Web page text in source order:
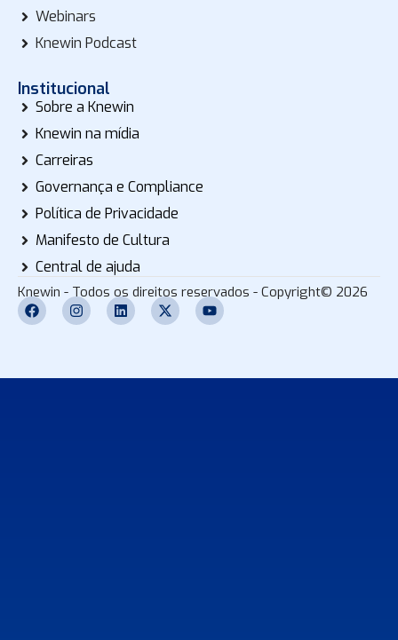
Webinars
Knewin Podcast
Institucional
Sobre a Knewin
Knewin na mídia
Carreiras
Governança e Compliance
Política de Privacidade
Manifesto de Cultura
Central de ajuda
Knewin - Todos os direitos reservados - Copyright© 2026